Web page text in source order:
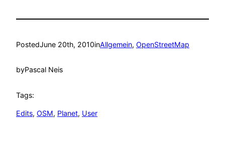
PostedJune 20th, 2010inAllgemein, OpenStreetMap
byPascal Neis
Tags:
Edits, OSM, Planet, User